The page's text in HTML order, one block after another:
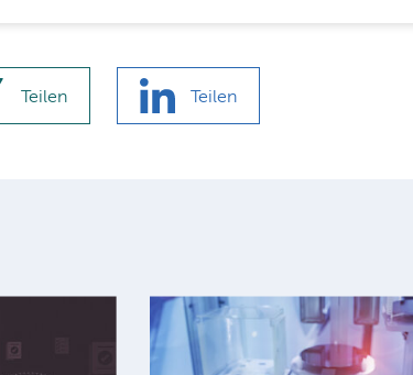
Teilen Teilen